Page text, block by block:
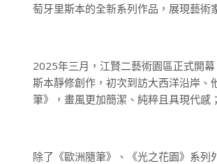
萄牙里斯本的全新系列作品，展現藝術
2025年三月，江賢二藝術園區正式開
斯本靜修創作，初次到訪大西洋沿岸
筆》，畫風更加簡潔、純粹且具現代感
除了《歐洲隨筆》、《光之花園》系